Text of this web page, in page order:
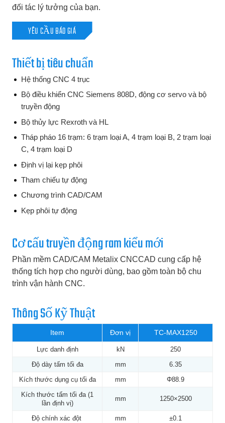
đối tác lý tưởng của bạn.
YÊU CẦU BÁO GIÁ
Thiết bị tiêu chuẩn
Hệ thống CNC 4 trục
Bộ điều khiển CNC Siemens 808D, động cơ servo và bộ
truyền động
Bộ thủy lực Rexroth và HL
Tháp pháo 16 trạm: 6 trạm loại A, 4 trạm loại B, 2 trạm loại
C, 4 trạm loại D
Định vị lại kẹp phôi
Tham chiếu tự động
Chương trình CAD/CAM
Kẹp phôi tự động
Cơ cấu truyền động ram kiểu mới
Phần mềm CAD/CAM Metalix CNCCAD cung cấp hệ
thống tích hợp cho người dùng, bao gồm toàn bộ chu
trình vận hành CNC.
Thông Số Kỹ Thuật
Item Đơn vị TC-MAX1250
Lực danh định kN
250
Độ dày tấm tối đa
mm
6.35
Kích thước dụng cụ tối đa
mm
Φ88.9
Kích thước tấm tối đa (1
lần định vị)
mm 1250×2500
Độ chính xác đột mm
±0.1